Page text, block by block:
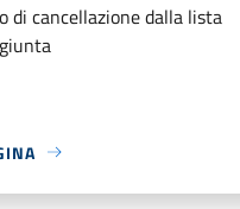
di cancellazione dalla lista